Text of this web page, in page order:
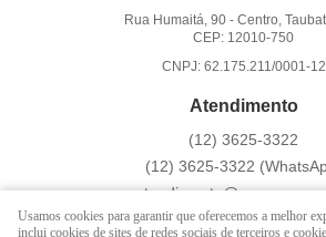
Rua Humaitá, 90 -Centro,
CEP: 12010-750
CNPJ: 62.175.211/0001-12
Atendimento
(12) 3625-3322
(12) 3625-3322
Usamos cookies para garantir que oferecemos a melhor
inclui cookies de sites de redes sociais de terceiros e